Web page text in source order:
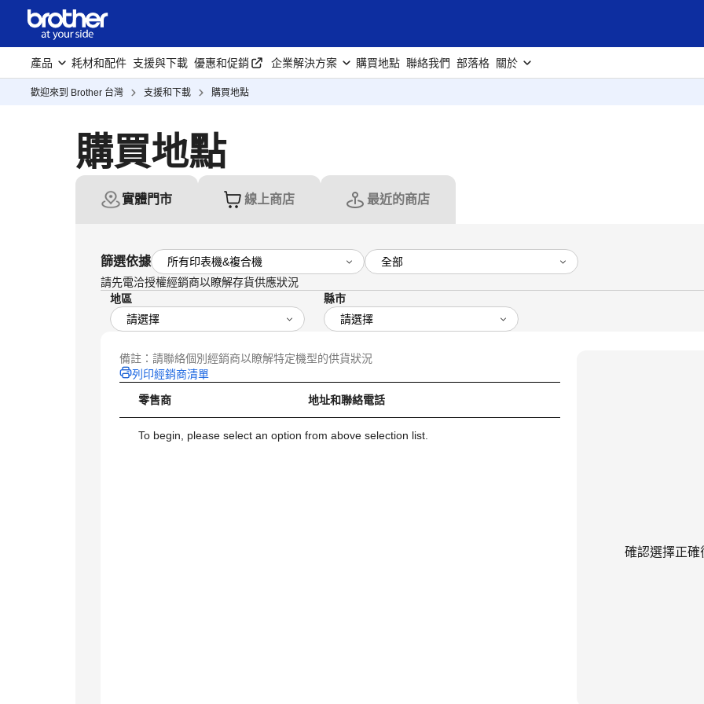
產品 耗材和配件 支援與下載 優惠和促銷 企業解決方案 購買地點 聯絡我們 部落格 關於
歡迎來到 Brother 台灣 支援和下載 購買地點
購買地點
實體門市 線上商店 最近的商店
篩選依據
請先電洽授權經銷商以瞭解存貨供應狀況
地區
縣市
備註：請聯絡個別經銷商以瞭解特定機型的供貨狀況
列印經銷商清單
零售商 地址和聯絡電話
To begin, please select an option from above selection list.
確認選擇正確